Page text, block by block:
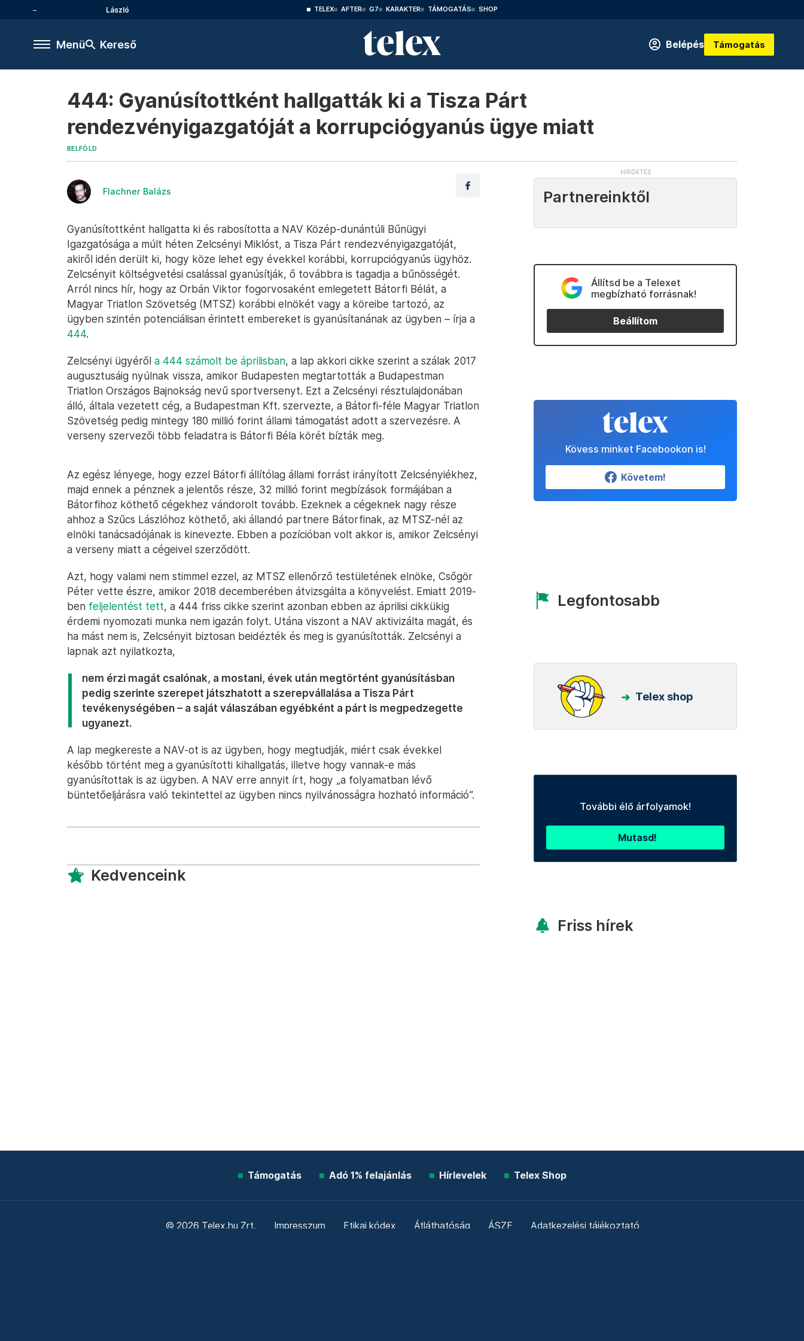
László TELEX AFTER G7 KARAKTER TÁMOGATÁS SHOP
Menü Kereső Belépés Támogatás
444: Gyanúsítottként hallgatták ki a Tisza Párt
rendezvényigazgatóját a korrupciógyanús ügye miatt
BELFÖLD
Flachner Balázs
Gyanúsítottként hallgatta ki és rabosította a NAV Közép-dunántúli Bűnügyi
Igazgatósága a múlt héten Zelcsényi Miklóst, a Tisza Párt rendezvényigazgatóját,
akiről idén derült ki, hogy köze lehet egy évekkel korábbi, korrupciógyanús ügyhöz.
Zelcsényit költségvetési csalással gyanúsítják, ő továbbra is tagadja a bűnösségét.
Arról nincs hír, hogy az Orbán Viktor fogorvosaként emlegetett Bátorfi Bélát, a
Magyar Triatlon Szövetség (MTSZ) korábbi elnökét vagy a köreibe tartozó, az
ügyben szintén potenciálisan érintett embereket is gyanúsítanának az ügyben – írja a
444.
Zelcsényi ügyéről a 444 számolt be áprilisban, a lap akkori cikke szerint a szálak 2017
augusztusáig nyúlnak vissza, amikor Budapesten megtartották a Budapestman
Triatlon Országos Bajnokság nevű sportversenyt. Ezt a Zelcsényi résztulajdonában
álló, általa vezetett cég, a Budapestman Kft. szervezte, a Bátorfi-féle Magyar Triatlon
Szövetség pedig mintegy 180 millió forint állami támogatást adott a szervezésre. A
verseny szervezői több feladatra is Bátorfi Béla körét bízták meg.
Az egész lényege, hogy ezzel Bátorfi állítólag állami forrást irányított Zelcsényiékhez,
majd ennek a pénznek a jelentős része, 32 millió forint megbízások formájában a
Bátorfihoz köthető cégekhez vándorolt tovább. Ezeknek a cégeknek nagy része
ahhoz a Szűcs Lászlóhoz köthető, aki állandó partnere Bátorfinak, az MTSZ-nél az
elnöki tanácsadójának is kinevezte. Ebben a pozícióban volt akkor is, amikor Zelcsényi
a verseny miatt a cégeivel szerződött.
Azt, hogy valami nem stimmel ezzel, az MTSZ ellenőrző testületének elnöke, Csőgör
Péter vette észre, amikor 2018 decemberében átvizsgálta a könyvelést. Emiatt 2019-
ben feljelentést tett, a 444 friss cikke szerint azonban ebben az áprilisi cikkükig
érdemi nyomozati munka nem igazán folyt. Utána viszont a NAV aktivizálta magát, és
ha mást nem is, Zelcsényit biztosan beidézték és meg is gyanúsították. Zelcsényi a
lapnak azt nyilatkozta,
nem érzi magát csalónak, a mostani, évek után megtörtént gyanúsításban
pedig szerinte szerepet játszhatott a szerepvállalása a Tisza Párt
tevékenységében – a saját válaszában egyébként a párt is megpedzegette
ugyanezt.
A lap megkereste a NAV-ot is az ügyben, hogy megtudják, miért csak évekkel
később történt meg a gyanúsítotti kihallgatás, illetve hogy vannak-e más
gyanúsítottak is az ügyben. A NAV erre annyit írt, hogy „a folyamatban lévő
büntetőeljárásra való tekintettel az ügyben nincs nyilvánosságra hozható információ”.
Kedvenceink
Partnereinktől
Állítsd be a Telexet
megbízható forrásnak!
Beállítom
Kövess minket Facebookon is!
Követem!
Legfontosabb
Telex shop
További élő árfolyamok!
Mutasd!
Friss hírek
Támogatás Adó 1% felajánlás Hírlevelek Telex Shop
© 2026 Telex.hu Zrt. Impresszum Etikai kódex Átláthatóság ÁSZF Adatkezelési tájékoztató